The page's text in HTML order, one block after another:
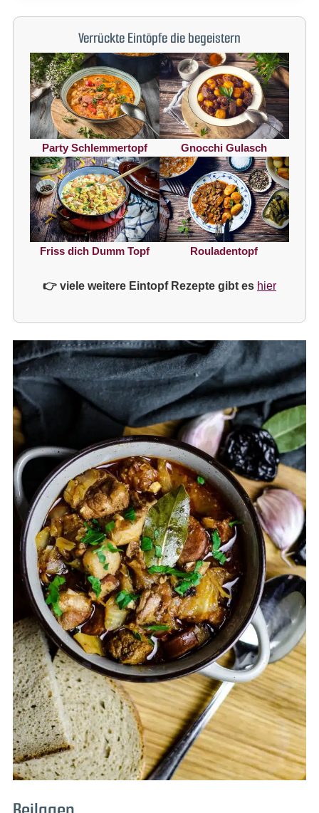
Verrückte Eintöpfe die begeistern
Party Schlemmertopf Gnocchi Gulasch
Friss dich Dumm Topf Rouladentopf
👉 viele weitere Eintopf Rezepte gibt es hier